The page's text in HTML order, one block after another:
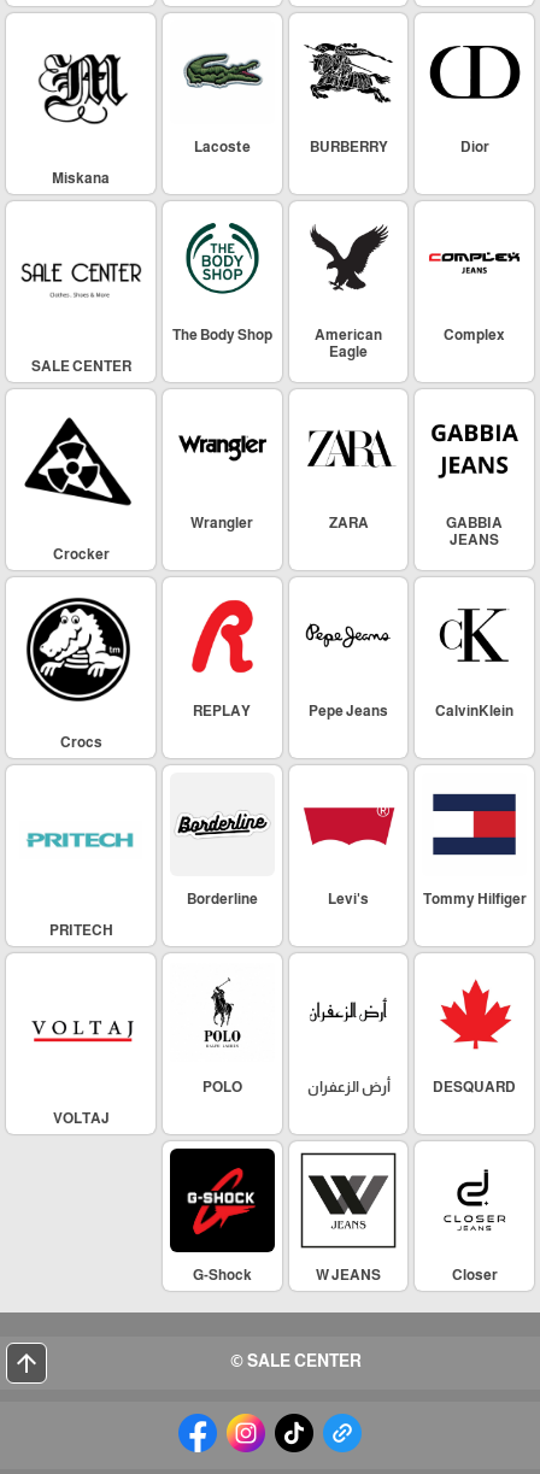
Dior
BURBERRY
Lacoste
Miskana
Complex
American
Eagle
The Body Shop
SALE CENTER
GABBIA
JEANS
ZARA
Wrangler
Crocker
CalvinKlein
Pepe Jeans
REPLAY
Crocs
Tommy Hilfiger
Levi's
Borderline
PRITECH
DESQUARD أرض الزعفران
POLO
VOLTAJ
Closer
W JEANS
G-Shock
SALE CENTER ©
arrow_upward